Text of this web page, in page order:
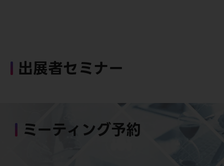
出展者セミナー
ミーティング予約